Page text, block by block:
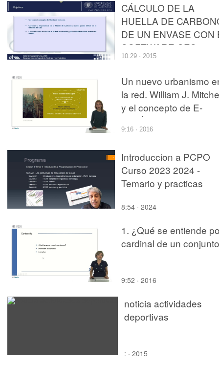
CÁLCULO DE LA
HUELLA DE
DE UN ENVASE CON
SOFTWARE CES
EDUPACK 2014
10:29 · 2015
Un nuevo urbanismo
la red. William J.
y el concepto de E-
TOPÍA
9:16 · 2016
Introduccion a PCPO
Curso 2023 2024 -
Temario y practicas
8:54 · 2024
1. ¿Qué se entiende
cardinal de un
9:52 · 2016
noticia actividades
deportivas
: · 2015